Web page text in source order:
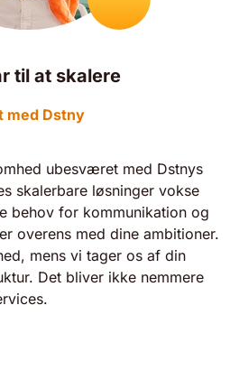
til at skalere
med Dstny
ubesværet med Dstnys
skalerbare løsninger vokse
behov for kommunikation og
overens med dine ambitioner.
mens vi tager os af din
Det bliver ikke nemmere